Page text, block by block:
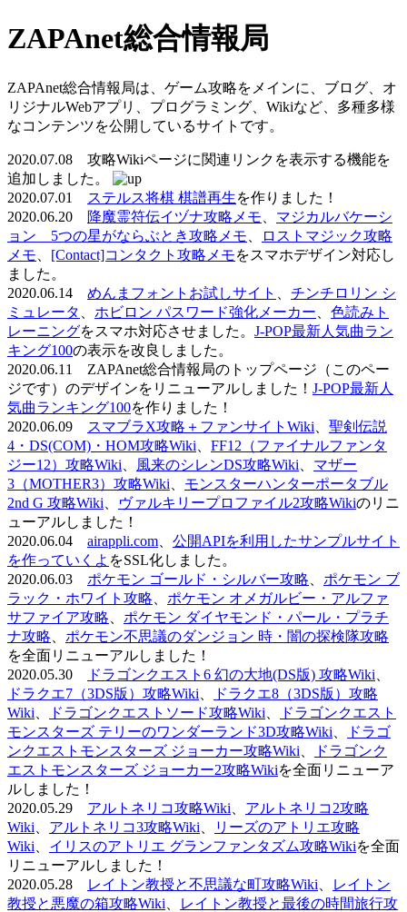
ZAPAnet総合情報局
ZAPAnet総合情報局は、ゲーム攻略をメインに、ブログ、オ
リジナルWebアプリ、プログラミング、Wikiなど、多種多様
なコンテンツを公開しているサイトです。
2020.07.08 攻略Wikiページに関連リンクを表示する機能を
追加しました。
2020.07.01
ステルス将棋 棋譜再生を作りました！
2020.06.20
降魔霊符伝イヅナ攻略メモ
マジカルバケーシ
ョン 5つの星がならぶとき攻略メモ
ロストマジック攻略
メモ
[Contact]コンタクト攻略メモをスマホデザイン対応し
ました。
2020.06.14 めんまフォントお試しサイト
チンチロリン シ
ミュレータ
ホビロン パスワード強化メーカー
色読みト
レーニングをスマホ対応させました。 J-POP最新人気曲ラン
キング100の表示を改良しました。
2020.06.11 ZAPAnet総合情報局のトップページ（このペー
ジです）のデザインをリニューアルしました！ J-POP最新人
気曲ランキング100を作りました！
2020.06.09
スマブラX攻略＋ファンサイトWiki
聖剣伝説
4・DS(COM)・HOM攻略Wiki
FF12（ファイナルファンタ
ジー12）攻略Wiki
風来のシレンDS攻略Wiki
マザー
3（MOTHER3）攻略Wiki
モンスターハンターポータブル
2nd G 攻略Wiki
ヴァルキリープロファイル2攻略Wikiのリニ
ューアルしました！
2020.06.04 airappli.com
公開APIを利用したサンプルサイト
を作っていくよ をSSL化しました。
2020.06.03 ポケモン ゴールド・シルバー攻略
ポケモン ブ
ラック・ホワイト攻略
ポケモン オメガルビー・アルファ
サファイア攻略
ポケモン ダイヤモンド・パール・プラチ
ナ攻略
ポケモン不思議のダンジョン 時・闇の探検隊攻略
を全面リニューアルしました！
2020.05.30
ドラゴンクエスト6 幻の大地(DS版) 攻略Wiki
ドラクエ7（3DS版）攻略Wiki
ドラクエ8（3DS版）攻略
Wiki
ドラゴンクエストソード攻略Wiki
ドラゴンクエスト
モンスターズ テリーのワンダーランド3D攻略Wiki
ドラゴ
ンクエストモンスターズ ジョーカー攻略Wiki
ドラゴンク
エストモンスターズ ジョーカー2攻略Wikiを全面リニューア
ルしました！
2020.05.29 アルトネリコ攻略Wiki
アルトネリコ2攻略
Wiki
アルトネリコ3攻略Wiki
リーズのアトリエ攻略
Wiki
イリスのアトリエ グランファンタズム攻略Wikiを全面
リニューアルしました！
2020.05.28
レイトン教授と不思議な町攻略Wiki
レイトン
教授と悪魔の箱攻略Wiki
レイトン教授と最後の時間旅行攻